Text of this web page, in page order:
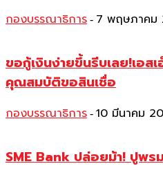
กองบรรณาธิการ - 7 พฤษภาคม
ขอกู้เงินง่ายขึ้นรีบเลย!เอ
คุณสมบัติขอสินเชื่อ
กองบรรณาธิการ - 10 มีนาคม
SME Bank ปล่อยม้า! ปูพร